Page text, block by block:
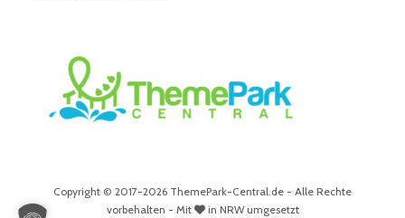
Copyright © 2017-2026 ThemePark-Central.de - Alle Rechte
vorbehalten - Mit
in NRW umgesetzt